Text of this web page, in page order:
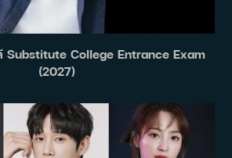
Substitute College Entrance Exam
(2027)